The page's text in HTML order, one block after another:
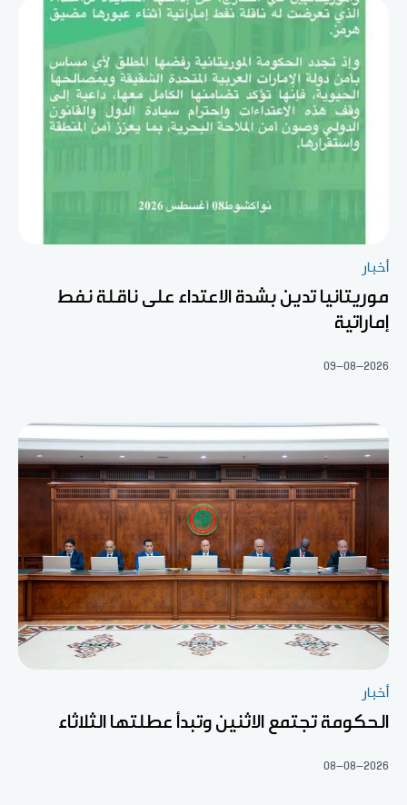
أخبار
موريتانيا تدين بشدة الاعتداء على ناقلة نفط
إماراتية
09-08-2026
أخبار
الحكومة تجتمع الاثنين وتبدأ عطلتها الثلاثاء
08-08-2026